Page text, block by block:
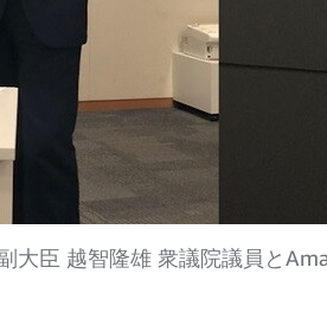
大臣 越智隆雄 衆議院議員と